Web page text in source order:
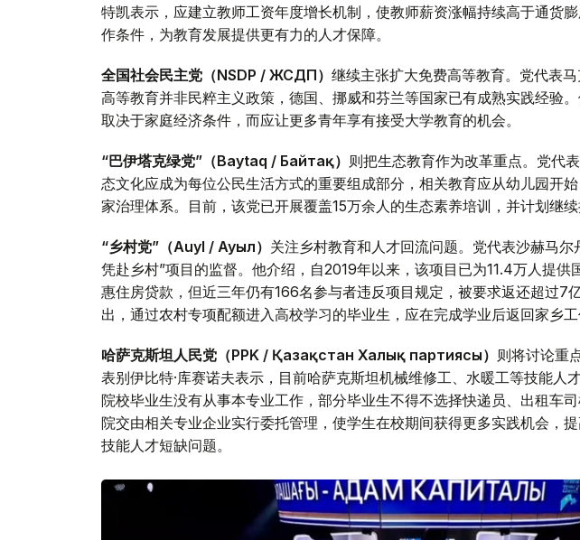
特凯表示，应建立教师工资年度增长机制，使教师薪资涨幅持续高于通货
作条件，为教育发展提供更有力的人才保障。
全国社会民主党（NSDP / ЖСДП） 继续主张扩大免费高等教育。党代表
高等教育并非民粹主义政策，德国、挪威和芬兰等国家已有成熟实践经验
取决于家庭经济条件，而应让更多青年享有接受大学教育的机会。
“巴伊塔克绿党”（Baytaq / Байтақ） 则把生态教育作为改革重点。党代
态文化应成为每位公民生活方式的重要组成部分，相关教育应从幼儿园开
家治理体系。目前，该党已开展覆盖15万余人的生态素养培训，并计划继续
“乡村党”（Auyl / Ауыл） 关注乡村教育和人才回流问题。党代表沙赫马尔
凭赴乡村”项目的监督。他介绍，自2019年以来，该项目已为11.4万人提供
惠住房贷款，但近三年仍有166名参与者违反项目规定，被要求返还超过7
出，通过农村专项配额进入高校学习的毕业生，应在完成学业后返回家乡工
哈萨克斯坦人民党（PPK / Қазақстан Халық партиясы） 则将讨论重
表别伊比特·库赛诺夫表示，目前哈萨克斯坦机械维修工、水暖工等技能人
院校毕业生没有从事本专业工作，部分毕业生不得不选择快递员、出租车
院交由相关专业企业实行委托管理，使学生在校期间获得更多实践机会，
技能人才短缺问题。